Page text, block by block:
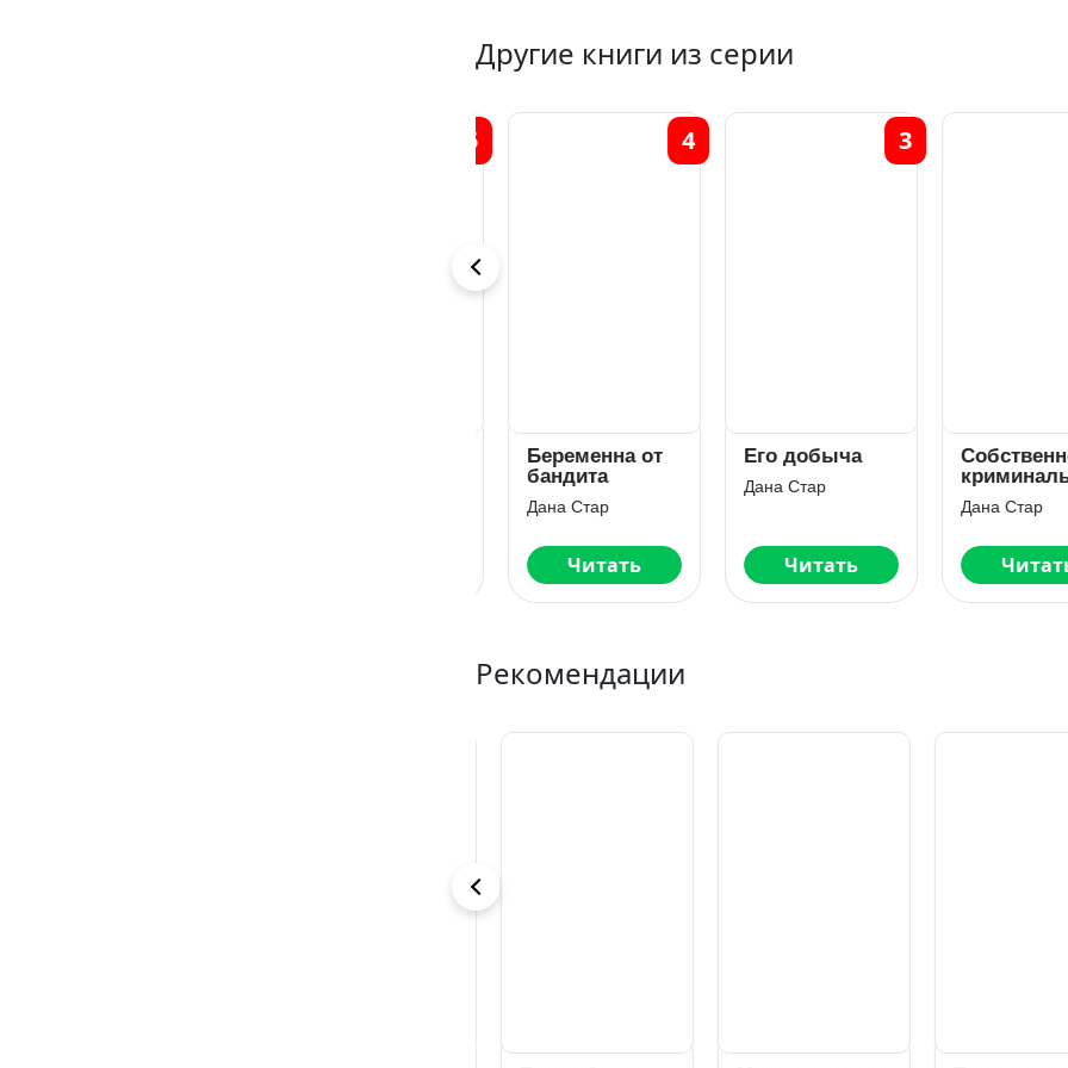
Другие книги из серии
Беременна от
бандита
Дана Стар
Читать
Его добыча
Дана Стар
Читать
авторитета
Дана Стар
Читать
Рекомендации